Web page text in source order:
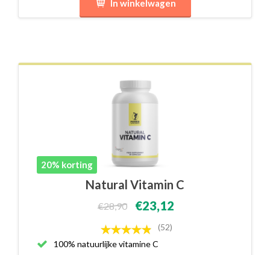
In winkelwagen
20% korting
Natural Vitamin C
€28,90 €23,12
(52)
100% natuurlijke vitamine C